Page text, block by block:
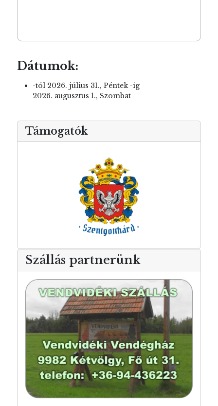
Dátumok:
-tól 2026. július 31., Péntek -ig
2026. augusztus 1., Szombat
Támogatók
Szállás partnerünk